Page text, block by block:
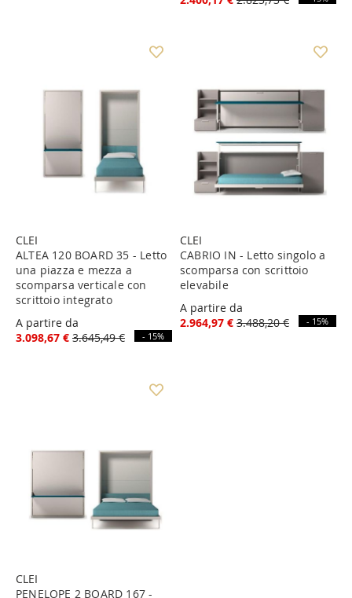
CLEI
ALTEA 120 BOARD 35 - Letto
una piazza e mezza a
scomparsa verticale con
scrittoio integrato
A partire da
3.098,67 € 3.645,49 € - 15%
CLEI
CABRIO IN - Letto singolo a
scomparsa con scrittoio
elevabile
A partire da
2.964,97 € 3.488,20 € - 15%
CLEI
PENELOPE 2 BOARD 167 -